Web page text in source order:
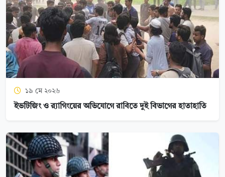
১৯ মে ২০২৬
ইভটিজিং ও র‍্যাগিংয়ের অভিযোগে রাবিতে দুই বিভাগের হাতাহাতি